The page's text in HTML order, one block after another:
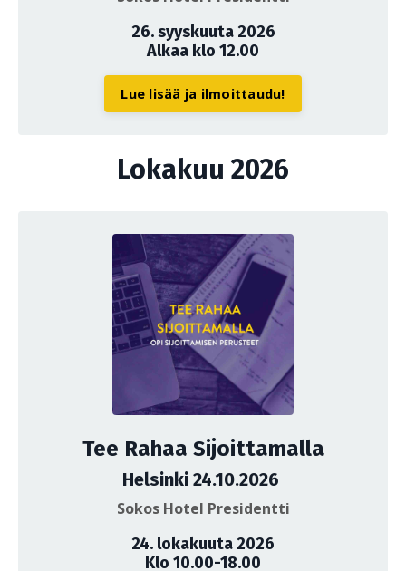
26. syyskuuta 2026
Alkaa klo 12.00
Lue lisää ja ilmoittaudu!
Lokakuu 2026
Tee Rahaa Sijoittamalla
Helsinki 24.10.2026
Sokos Hotel Presidentti
24. lokakuuta 2026
Klo 10.00-18.00